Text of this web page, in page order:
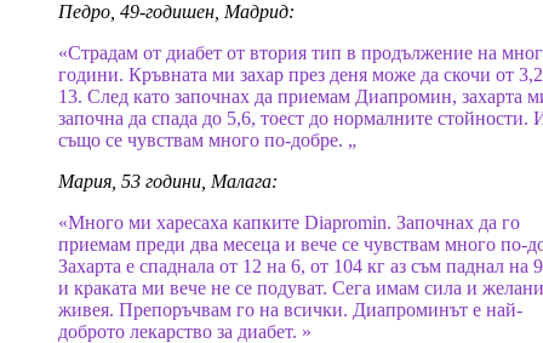
Педро, 49-годишен, Мадрид:
«Страдам от диабет от втория тип в продължение на
години. Кръвната ми захар през деня може да скочи от
13. След като започнах да приемам Диапромин, захарта
започна да спада до 5,6, тоест до нормалните стойности.
също се чувствам много по-добре. „
Мария, 53 години, Малага:
«Много ми харесаха капките Diapromin. Започнах да го
приемам преди два месеца и вече се чувствам много по-
Захарта е спаднала от 12 на 6, от 104 кг аз съм паднал на
и краката ми вече не се подуват. Сега имам сила и
живея. Препоръчвам го на всички. Диапроминът е най-
доброто лекарство за диабет. »